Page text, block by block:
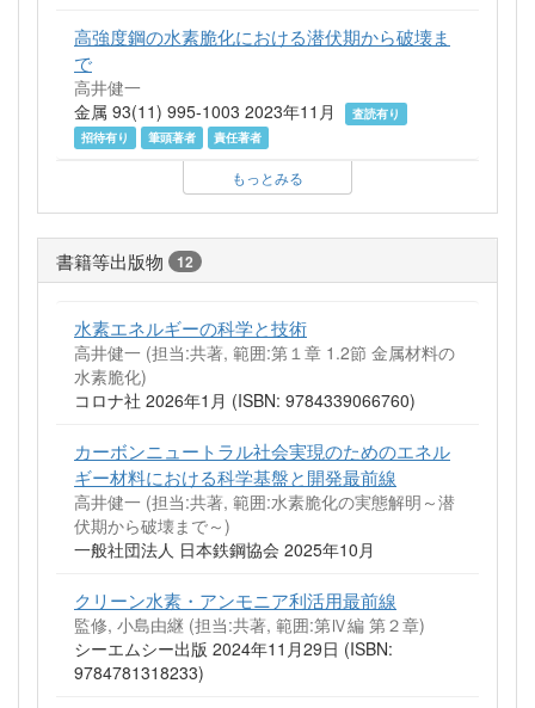
高強度鋼の水素脆化における潜伏期から破壊ま
で
高井健一
金属 93(11) 995-1003 2023年11月
査読有り
招待有り
筆頭著者 責任著者
もっとみる
書籍等出版物 12
水素エネルギーの科学と技術
高井健一 (担当:共著, 範囲:第１章 1.2節 金属材料の
水素脆化)
コロナ社 2026年1月 (ISBN: 9784339066760)
カーボンニュートラル社会実現のためのエネル
ギー材料における科学基盤と開発最前線
高井健一 (担当:共著, 範囲:水素脆化の実態解明～潜
伏期から破壊まで～)
一般社団法人 日本鉄鋼協会 2025年10月
クリーン水素・アンモニア利活用最前線
監修, 小島由継 (担当:共著, 範囲:第Ⅳ編 第２章)
シーエムシー出版 2024年11月29日 (ISBN:
9784781318233)